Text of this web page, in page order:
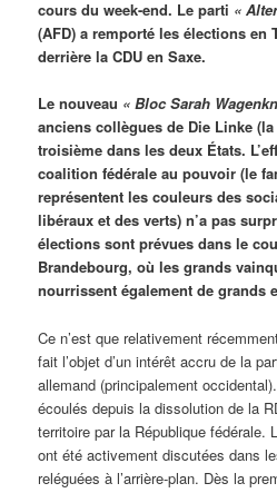
cours du week-end. Le parti «
(AFD) a remporté les élections en
derrière la CDU en Saxe.
Le nouveau « Bloc Sarah
anciens collègues de Die Linke (la
troisième dans les deux États.
coalition fédérale au pouvoir (le
représentent les couleurs des
libéraux et des verts) n’a pas
élections sont prévues dans le
Brandebourg, où les grands
nourrissent également de grands
Ce n’est que relativement
fait l’objet d’un intérêt accru de la
allemand (principalement
écoulés depuis la dissolution de la
territoire par la République fédérale.
ont été activement discutées dans
reléguées à l’arrière-plan. Dès la